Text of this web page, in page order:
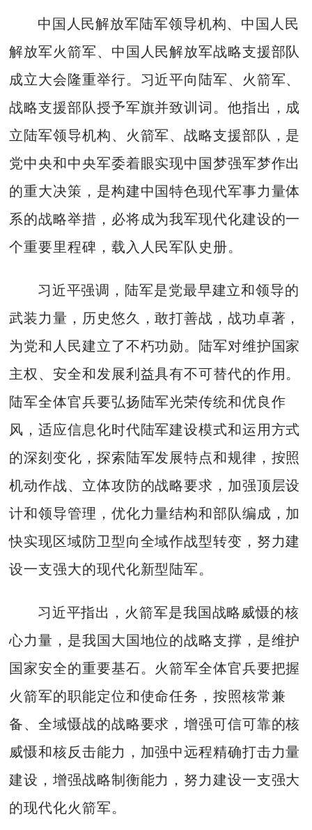
中国人民解放军陆军领导机构、中国人民
解放军火箭军、中国人民解放军战略支援部队
成立大会隆重举行。习近平向陆军、火箭军、
战略支援部队授予军旗并致训词。他指出，成
立陆军领导机构、火箭军、战略支援部队，是
党中央和中央军委着眼实现中国梦强军梦作出
的重大决策，是构建中国特色现代军事力量体
系的战略举措，必将成为我军现代化建设的一
个重要里程碑，载入人民军队史册。
习近平强调，陆军是党最早建立和领导的
武装力量，历史悠久，敢打善战，战功卓著，
为党和人民建立了不朽功勋。陆军对维护国家
主权、安全和发展利益具有不可替代的作用。
陆军全体官兵要弘扬陆军光荣传统和优良作
风，适应信息化时代陆军建设模式和运用方式
的深刻变化，探索陆军发展特点和规律，按照
机动作战、立体攻防的战略要求，加强顶层设
计和领导管理，优化力量结构和部队编成，加
快实现区域防卫型向全域作战型转变，努力建
设一支强大的现代化新型陆军。
习近平指出，火箭军是我国战略威慑的核
心力量，是我国大国地位的战略支撑，是维护
国家安全的重要基石。火箭军全体官兵要把握
火箭军的职能定位和使命任务，按照核常兼
备、全域慑战的战略要求，增强可信可靠的核
威慑和核反击能力，加强中远程精确打击力量
建设，增强战略制衡能力，努力建设一支强大
的现代化火箭军。